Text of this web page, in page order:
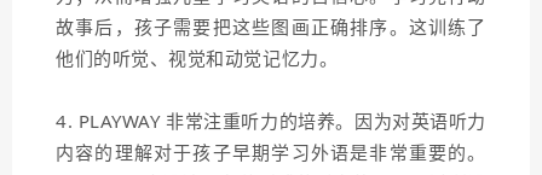
故事后，孩子需要把这些图画正确排序。这训练了
他们的听觉、视觉和动觉记忆力。
4. PLAYWAY 非常注重听力的培养。因为对英语听力
内容的理解对于孩子早期学习外语是非常重要的。